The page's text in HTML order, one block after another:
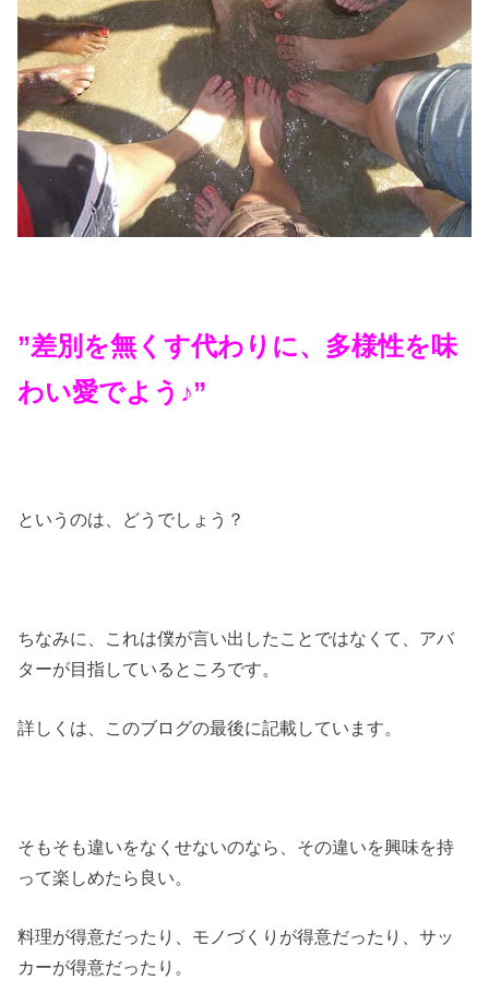
”差別を無くす代わりに、多様性を味
わい愛でよう♪”
というのは、どうでしょう？
ちなみに、これは僕が言い出したことではなくて、アバ
ターが目指しているところです。
詳しくは、このブログの最後に記載しています。
そもそも違いをなくせないのなら、その違いを興味を持
って楽しめたら良い。
料理が得意だったり、モノづくりが得意だったり、サッ
カーが得意だったり。